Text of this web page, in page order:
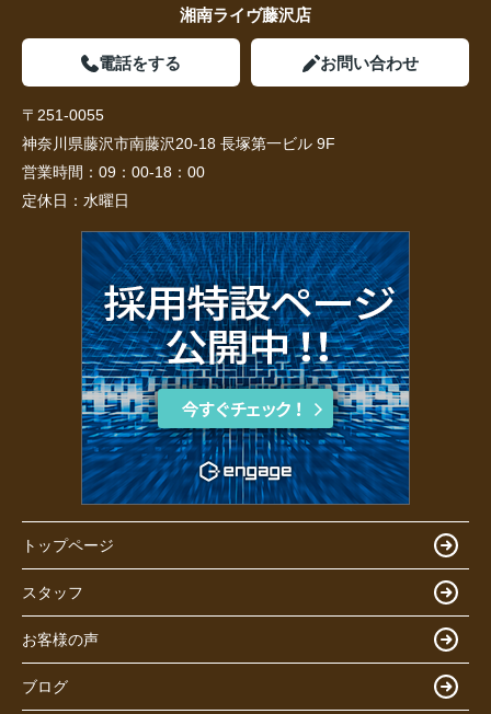
湘南ライヴ藤沢店
電話をする お問い合わせ
〒251-0055
神奈川県藤沢市南藤沢20-18 長塚第一ビル 9F
営業時間： 09：00-18：00
定休日： 水曜日
トップページ
スタッフ
お客様の声
ブログ